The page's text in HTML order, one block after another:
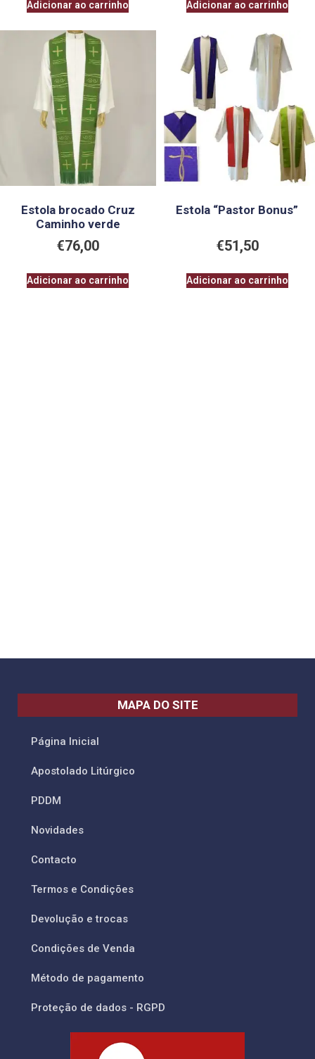
Adicionar ao carrinho Adicionar ao carrinho
Estola brocado Cruz
Caminho verde
€76,00
Adicionar ao carrinho
Estola “Pastor Bonus”
€51,50
Adicionar ao carrinho
MAPA DO SITE
Página Inicial
Apostolado Litúrgico
PDDM
Novidades
Contacto
Termos e Condições
Devolução e trocas
Condições de Venda
Método de pagamento
Proteção de dados - RGPD